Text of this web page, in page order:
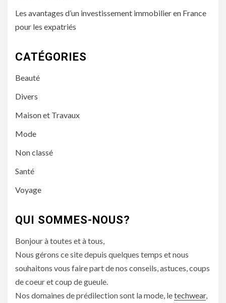
Les avantages d’un investissement immobilier en France
pour les expatriés
CATÉGORIES
Beauté
Divers
Maison et Travaux
Mode
Non classé
Santé
Voyage
QUI SOMMES-NOUS?
Bonjour à toutes et à tous,
Nous gérons ce site depuis quelques temps et nous
souhaitons vous faire part de nos conseils, astuces, coups
de coeur et coup de gueule.
Nos domaines de prédilection sont la mode, letechwear,